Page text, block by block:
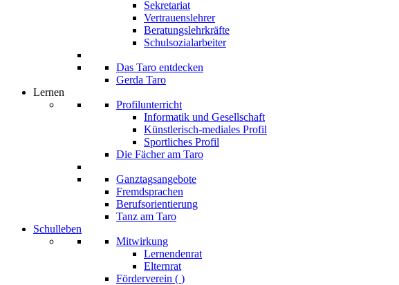
Sekretariat
Vertrauenslehrer
Beratungslehrkräfte
Schulsozialarbeiter
Das Taro entdecken
Gerda Taro
Lernen
Profilunterricht
Informatik und Gesellschaft
Künstlerisch-mediales Profil
Sportliches Profil
Die Fächer am Taro
Ganztagsangebote
Fremdsprachen
Berufsorientierung
Tanz am Taro
Schulleben
Mitwirkung
Lernendenrat
Elternrat
Förderverein ( )